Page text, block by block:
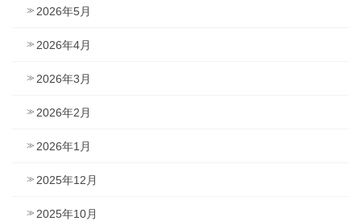
2026年5月
2026年4月
2026年3月
2026年2月
2026年1月
2025年12月
2025年10月